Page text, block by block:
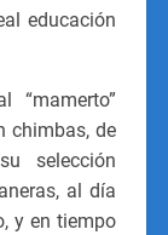
educación
chimbas, de
selección
al día
y en tiempo